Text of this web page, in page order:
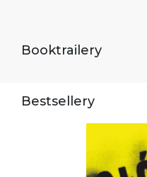
Booktrailery
Bestsellery